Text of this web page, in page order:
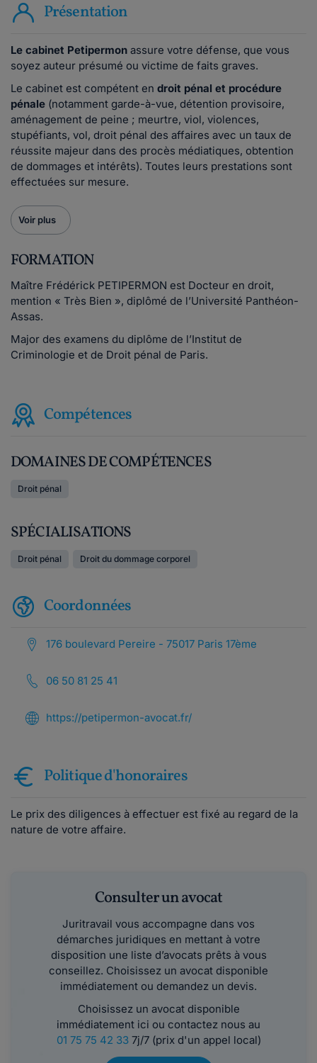
Présentation
Le cabinet Petipermon assure votre défense, que vous
soyez auteur présumé ou victime de faits graves.
Le cabinet est compétent en droit pénal et procédure
pénale (notamment garde-à-vue, détention provisoire,
aménagement de peine ; meurtre, viol, violences,
stupéfiants, vol, droit pénal des affaires avec un taux de
réussite majeur dans des procès médiatiques, obtention
de dommages et intérêts). Toutes leurs prestations sont
effectuées sur mesure.
Voir plus
FORMATION
Maître Frédérick PETIPERMON est Docteur en droit,
mention « Très Bien », diplômé de l’Université Panthéon-
Assas.
Major des examens du diplôme de l’Institut de
Criminologie et de Droit pénal de Paris.
Compétences
DOMAINES DE COMPÉTENCES
Droit pénal
SPÉCIALISATIONS
Droit pénal Droit du dommage corporel
Coordonnées
176 boulevard Pereire - 75017 Paris 17ème
06 50 81 25 41
https://petipermon-avocat.fr/
Politique d'honoraires
Le prix des diligences à effectuer est fixé au regard de la
nature de votre affaire.
Consulter un avocat
Juritravail vous accompagne dans vos
démarches juridiques en mettant à votre
disposition une liste d’avocats prêts à vous
conseillez. Choisissez un avocat disponible
immédiatement ou demandez un devis.
Choisissez un avocat disponible
immédiatement ici ou contactez nous au
01 75 75 42 337j/7 (prix d'un appel local)